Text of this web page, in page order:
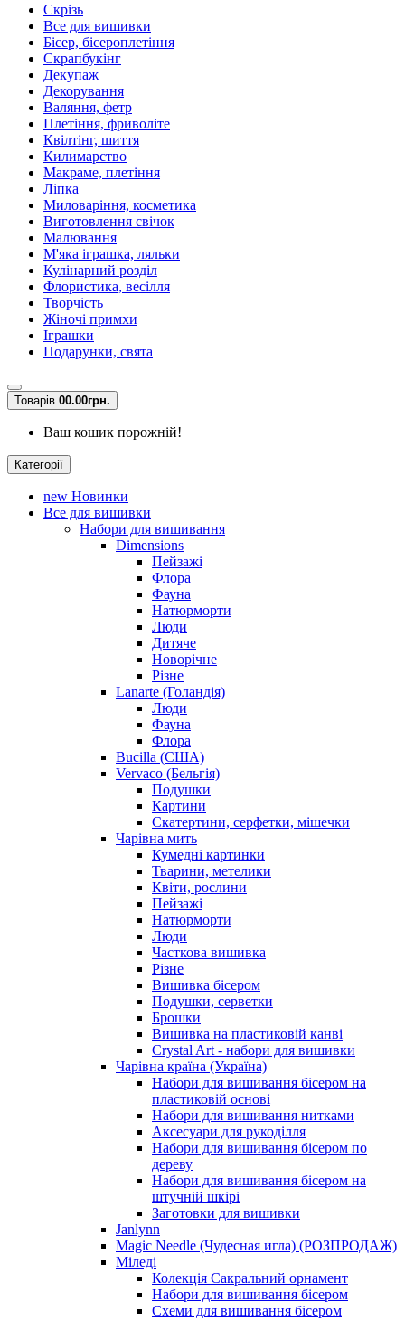
Скрізь
Все для вишивки
Бісер, бісероплетіння
Скрапбукінг
Декупаж
Декорування
Валяння, фетр
Плетіння, фриволіте
Квілтінг, шиття
Килимарство
Макраме, плетіння
Ліпка
Миловаріння, косметика
Виготовлення свічок
Малювання
М'яка іграшка, ляльки
Кулінарний розділ
Флористика, весілля
Творчість
Жіночі примхи
Іграшки
Подарунки, свята
Товарів 00.00грн.
Ваш кошик порожній!
Категорії
new Новинки
Все для вишивки
Набори для вишивання
Dimensions
Пейзажі
Флора
Фауна
Натюрморти
Люди
Дитяче
Новорічне
Різне
Lanarte (Голандія)
Люди
Фауна
Флора
Bucilla (США)
Vervaco (Бельгія)
Подушки
Картини
Скатертини, серфетки, мішечки
Чарiвна мить
Кумедні картинки
Тварини, метелики
Квіти, рослини
Пейзажі
Натюрморти
Люди
Часткова вишивка
Різне
Вишивка бісером
Подушки, серветки
Брошки
Вишивка на пластиковій канві
Crystal Art - набори для вишивки
Чарівна країна (Україна)
Набори для вишивання бісером на
пластиковій основі
Набори для вишивання нитками
Аксесуари для рукоділля
Набори для вишивання бісером по
дереву
Набори для вишивання бісером на
штучній шкірі
Заготовки для вишивки
Janlynn
Magic Needle (Чудесная игла) (РОЗПРОДАЖ)
Міледі
Колекція Сакральний орнамент
Набори для вишивання бісером
Схеми для вишивання бісером